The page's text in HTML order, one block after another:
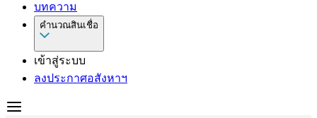
บทความ
คำนวณสินเชื่อ
เข้าสู่ระบบ
ลงประกาศอสังหาฯ